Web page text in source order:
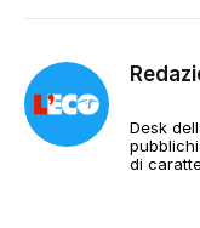
Desk
di